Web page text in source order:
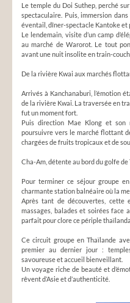
Le temple du Doi Suthep, perché
spectaculaire. Puis, immersion
éventail, dîner-spectacle Kantoke et
Le lendemain, visite d’un camp
au marché de Warorot. Le tout
avant une nuit insolite en train-
De la rivière Kwai aux marchés
Arrivés à Kanchanaburi, l’émotion
de la rivière Kwai. La traversée en
fut un moment fort.
Puis direction Mae Klong et
poursuivre vers le marché flottant
chargées de fruits tropicaux et de
Cha-Am, détente au bord du golfe
Pour terminer ce séjour groupe
charmante station balnéaire où la
Après tant de découvertes, cette
massages, balades et soirées face
parfait pour clore ce périple
Ce circuit groupe en Thaïlande
premier au dernier jour :
savoureuse et accueil bienveillant.
Un voyage riche de beauté et
rêvent d’Asie et d’authenticité.